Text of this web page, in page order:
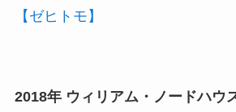
【ゼヒトモ】
2018年 ウィリアム・ノードハウ